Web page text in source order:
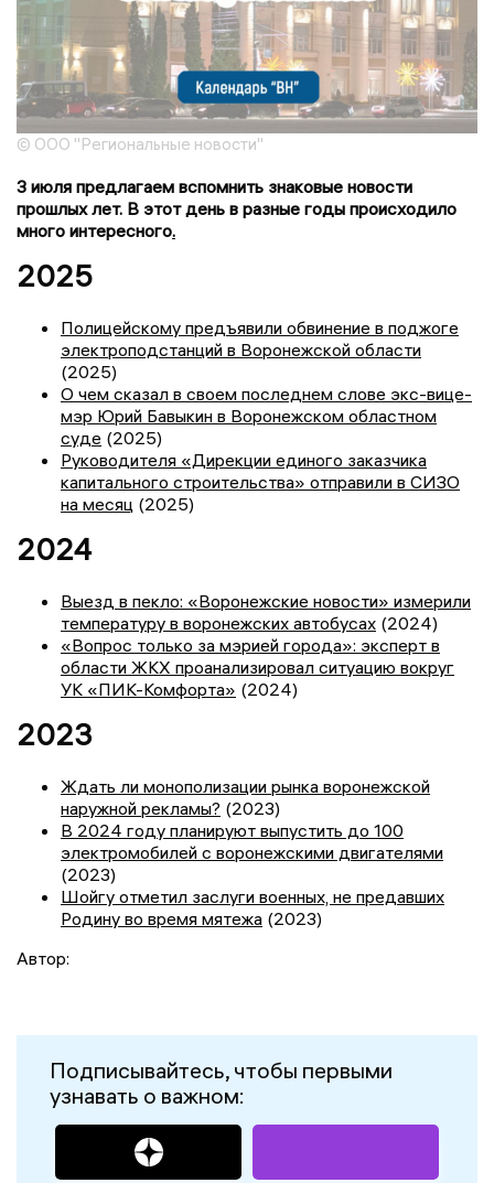
© ООО "Региональные новости"
3 июля предлагаем вспомнить знаковые новости
прошлых лет. В этот день в разные годы происходило
много интересного.
2025
Полицейскому предъявили обвинение в поджоге
электроподстанций в Воронежской области
(2025)
О чем сказал в своем последнем слове экс-вице-
мэр Юрий Бавыкин в Воронежском областном
суде (2025)
Руководителя «Дирекции единого заказчика
капитального строительства» отправили в СИЗО
на месяц (2025)
2024
Выезд в пекло: «Воронежские новости» измерили
температуру в воронежских автобусах (2024)
«Вопрос только за мэрией города»: эксперт в
области ЖКХ проанализировал ситуацию вокруг
УК «ПИК-Комфорта» (2024)
2023
Ждать ли монополизации рынка воронежской
наружной рекламы? (2023)
В 2024 году планируют выпустить до 100
электромобилей с воронежскими двигателями
(2023)
Шойгу отметил заслуги военных, не предавших
Родину во время мятежа (2023)
Автор:
Подписывайтесь, чтобы первыми
узнавать о важном: